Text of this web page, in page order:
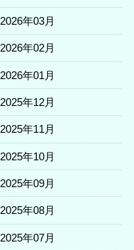
2026年03月
2026年02月
2026年01月
2025年12月
2025年11月
2025年10月
2025年09月
2025年08月
2025年07月